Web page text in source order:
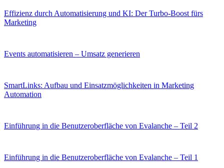
Effizienz durch Automatisierung und KI: Der Turbo-Boost fürs
Marketing
Events automatisieren – Umsatz generieren
SmartLinks: Aufbau und Einsatzmöglichkeiten in Marketing
Automation
Einführung in die Benutzeroberfläche von Evalanche – Teil 2
Einführung in die Benutzeroberfläche von Evalanche – Teil 1